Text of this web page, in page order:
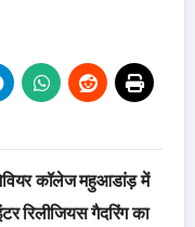
कॉलेज महुआडांड़ में
रिलीजियस गैदरिंग का